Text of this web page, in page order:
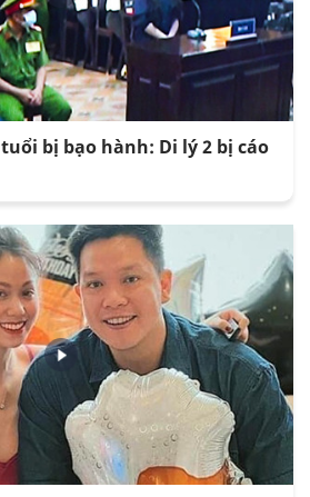
bị bạo hành: Di lý 2 bị cáo